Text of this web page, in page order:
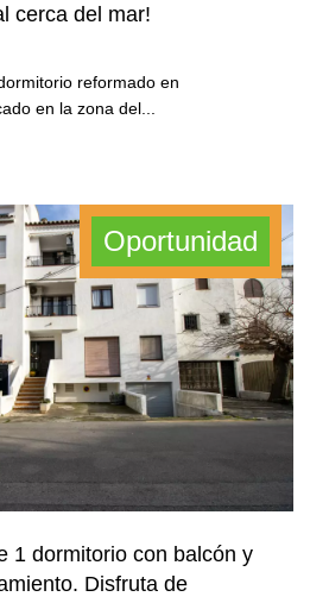
cerca del mar!
reformado en
en la zona del...
1 dormitorio con balcón y
Disfruta de
Oportunidad